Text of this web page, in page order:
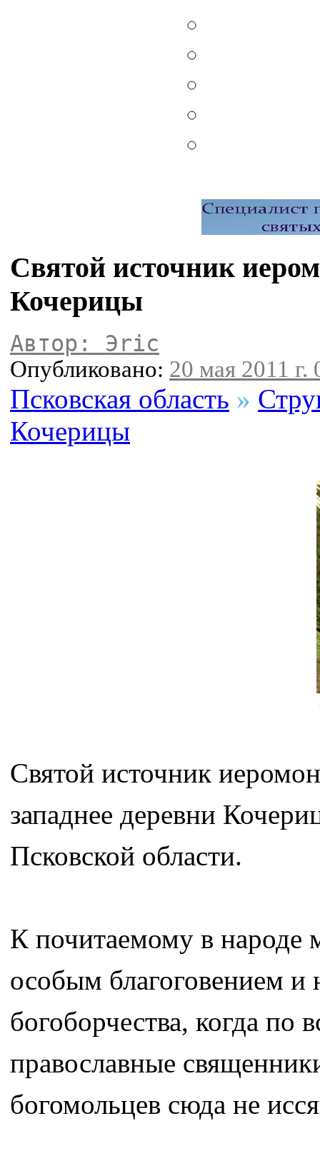
Святой источник
Кочерицы
Автор: Эric
Опубликовано: 20 мая 2011 г.
Псковская область »
Кочерицы
Святой источник
западнее деревни
Псковской области.
К почитаемому в народе
особым благоговением
богоборчества, когда по
православные
богомольцев сюда не